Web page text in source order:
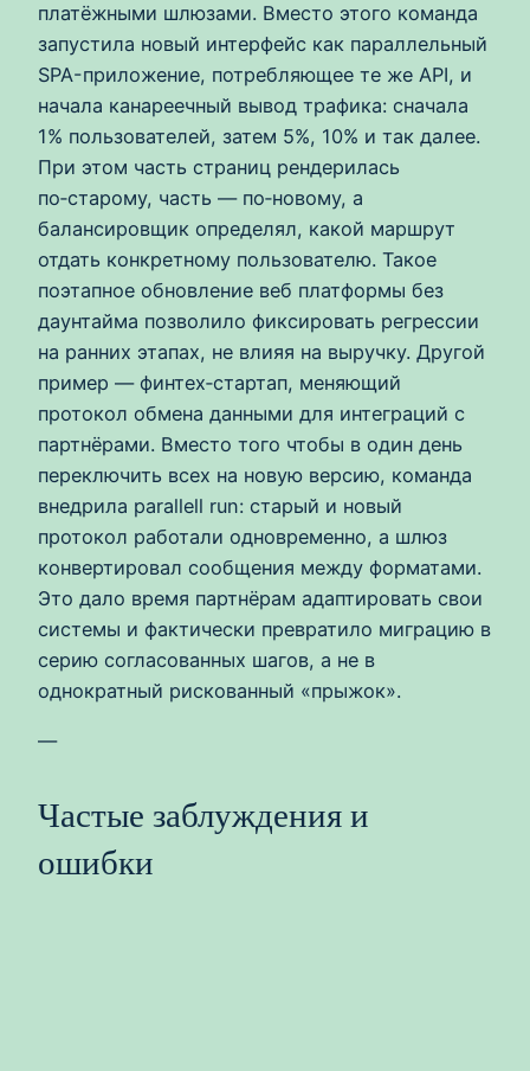
платёжными шлюзами. Вместо этого команда
запустила новый интерфейс как параллельный
SPA-приложение, потребляющее те же API, и
начала канареечный вывод трафика: сначала
1% пользователей, затем 5%, 10% и так далее.
При этом часть страниц рендерилась
по‑старому, часть — по‑новому, а
балансировщик определял, какой маршрут
отдать конкретному пользователю. Такое
поэтапное обновление веб платформы без
даунтайма позволило фиксировать регрессии
на ранних этапах, не влияя на выручку. Другой
пример — финтех‑стартап, меняющий
протокол обмена данными для интеграций с
партнёрами. Вместо того чтобы в один день
переключить всех на новую версию, команда
внедрила parallell run: старый и новый
протокол работали одновременно, а шлюз
конвертировал сообщения между форматами.
Это дало время партнёрам адаптировать свои
системы и фактически превратило миграцию в
серию согласованных шагов, а не в
однократный рискованный «прыжок».
—
Частые заблуждения и
ошибки